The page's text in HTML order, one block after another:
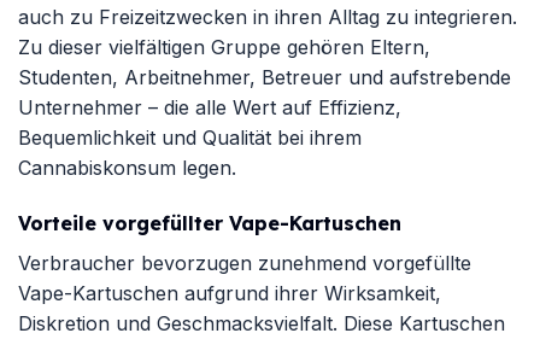
auch zu Freizeitzwecken in ihren Alltag zu integrieren.
Zu dieser vielfältigen Gruppe gehören Eltern,
Studenten, Arbeitnehmer, Betreuer und aufstrebende
Unternehmer – die alle Wert auf Effizienz,
Bequemlichkeit und Qualität bei ihrem
Cannabiskonsum legen.
Vorteile vorgefüllter Vape-Kartuschen
Verbraucher bevorzugen zunehmend vorgefüllte
Vape-Kartuschen aufgrund ihrer Wirksamkeit,
Diskretion und Geschmacksvielfalt. Diese Kartuschen